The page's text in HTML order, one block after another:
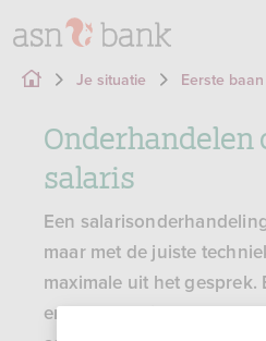
Je situatie Eerste baan
Onderhandelen
salaris
Een
maar met de juiste
maximale uit het gesprek.
en weet hoe je moet